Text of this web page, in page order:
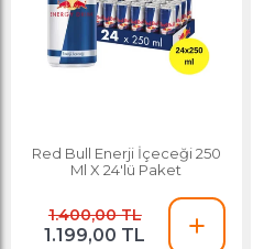
Red Bull Enerji İçeceği 250
Ml X 24'lü Paket
1.400,00 TL
1.199,00 TL